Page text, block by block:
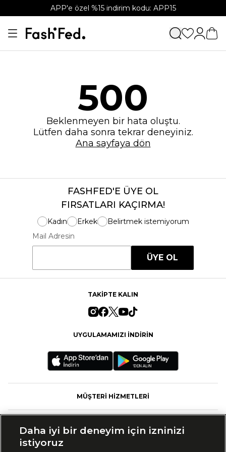
APP'e özel %15 indirim kodu: APP15
500
Beklenmeyen bir hata oluştu.
Lütfen daha sonra tekrar deneyiniz.
Ana sayfaya dön
FASHFED'E ÜYE OL
FIRSATLARI KAÇIRMA!
Kadın Erkek
Belirtmek istemiyorum
Mail Adresin
ÜYE OL
TAKİPTE KALIN
UYGULAMAMIZI İNDİRİN
MÜŞTERİ HİZMETLERİ
Daha iyi bir deneyim için izninizi
istiyoruz